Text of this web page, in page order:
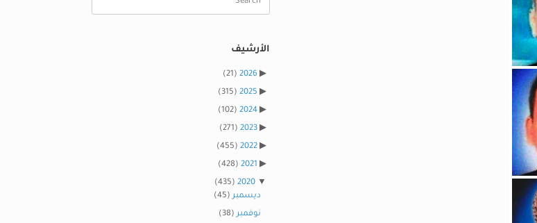
الأرشيف
2026
(21)
2025
(315)
2024
(102)
2023
(271)
2022
(455)
2021
(428)
2020
(435)
ديسمبر(45)
نوفمبر(38)